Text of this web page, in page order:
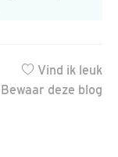
Vind ik leuk
Bewaar deze blog